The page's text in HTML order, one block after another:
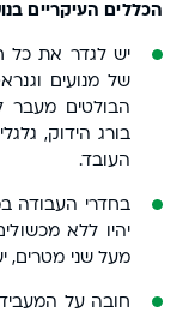
הכללים העיקריים
יש לגדר את כל
של מנועים
הבולטים מעבר
בורג הידוק,
העובד.
בחדרי העבודה
יהיו ללא
מעל שני מטרים,
חובה על המעביד